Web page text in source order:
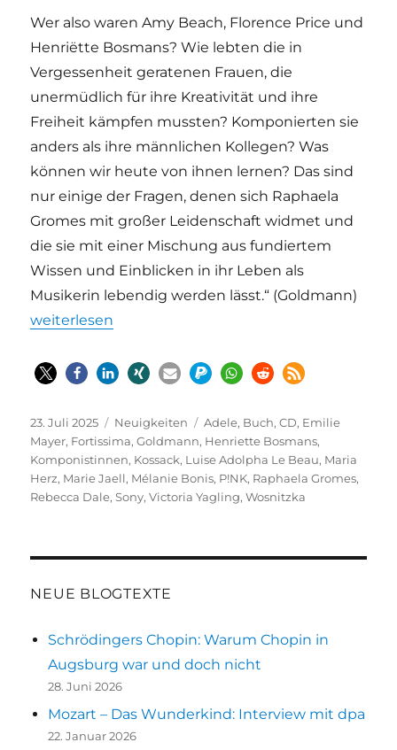
Wer also waren Amy Beach, Florence Price und
Henriëtte Bosmans? Wie lebten die in
Vergessenheit geratenen Frauen, die
unermüdlich für ihre Kreativität und ihre
Freiheit kämpfen mussten? Komponierten sie
anders als ihre männlichen Kollegen? Was
können wir heute von ihnen lernen? Das sind
nur einige der Fragen, denen sich Raphaela
Gromes mit großer Leidenschaft widmet und
die sie mit einer Mischung aus fundiertem
Wissen und Einblicken in ihr Leben als
Musikerin lebendig werden lässt.“ (Goldmann)
„„FORTISSIMA!“ | Komponistinnen-Buch von
weiterlesen
Veröffentlicht
am
23. Juli 2025 Kategorien
Neuigkeiten Schlagwörter
Adele, Buch,CD, Emilie
Mayer, Fortissima,Goldmann, Henriette Bosmans,
Komponistinnen, Kossack, Luise Adolpha Le Beau, Maria
Herz, Marie Jaell, Mélanie Bonis, P!NK, Raphaela Gromes,
Rebecca Dale,Sony,Victoria Yagling,Wosnitzka
NEUE BLOGTEXTE
Schrödingers Chopin: Warum Chopin in
Augsburg war und doch nicht
28. Juni 2026
Mozart – Das Wunderkind: Interview mit dpa
22. Januar 2026